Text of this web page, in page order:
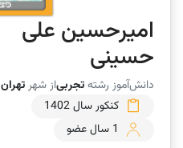
امیرحسین علی
حسینی
دانش‌آموز رشتهتجربیاز شهرتهران
کنکور سال 1402
1 سال عضو